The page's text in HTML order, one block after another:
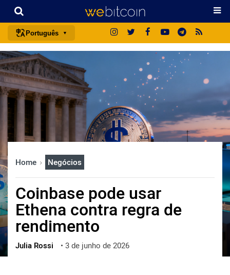
Português
português (BR)
english
español
français
italiano
中文
한국어
العربية
ไทย
ქართული
Home Negócios
Coinbase pode usar
Ethena contra regra de
rendimento
Julia Rossi • 3 de junho de 2026